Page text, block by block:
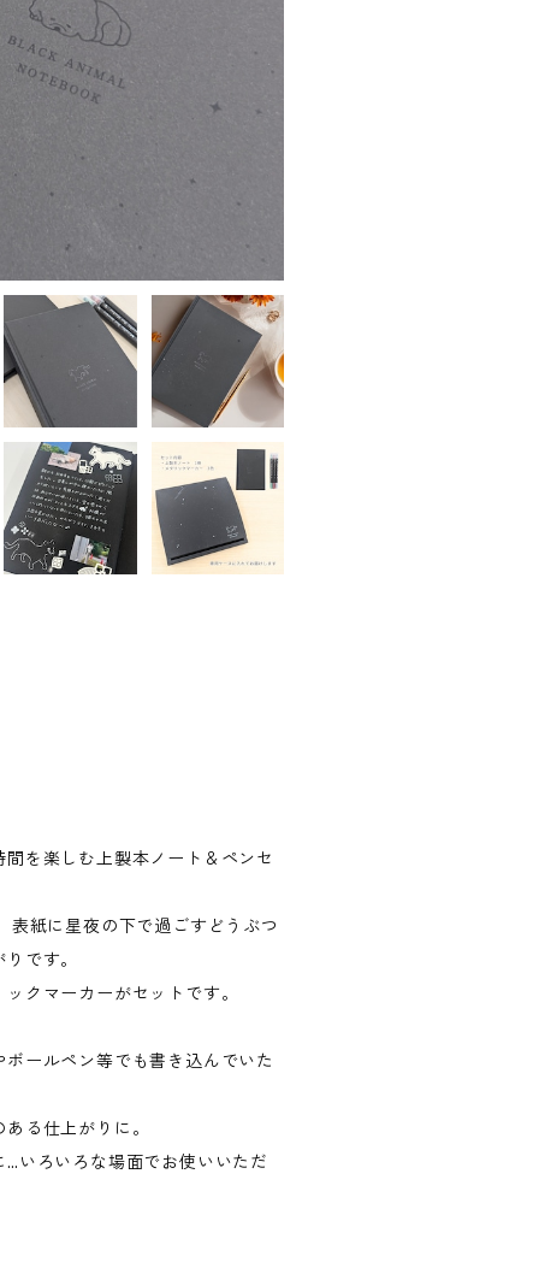
を楽しむ上製本ノート＆ペンセ
紙に星夜の下で過ごすどうぶつ
です。
クマーカーがセットです。
ールペン等でも書き込んでいた
る仕上がりに。
いろいろな場面でお使いいただ